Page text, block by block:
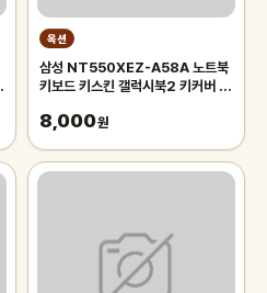
옥션
삼성 NT550XEZ-A58A 노트북
키보드 키스킨 갤럭시북2 키커버 덮
8,000원